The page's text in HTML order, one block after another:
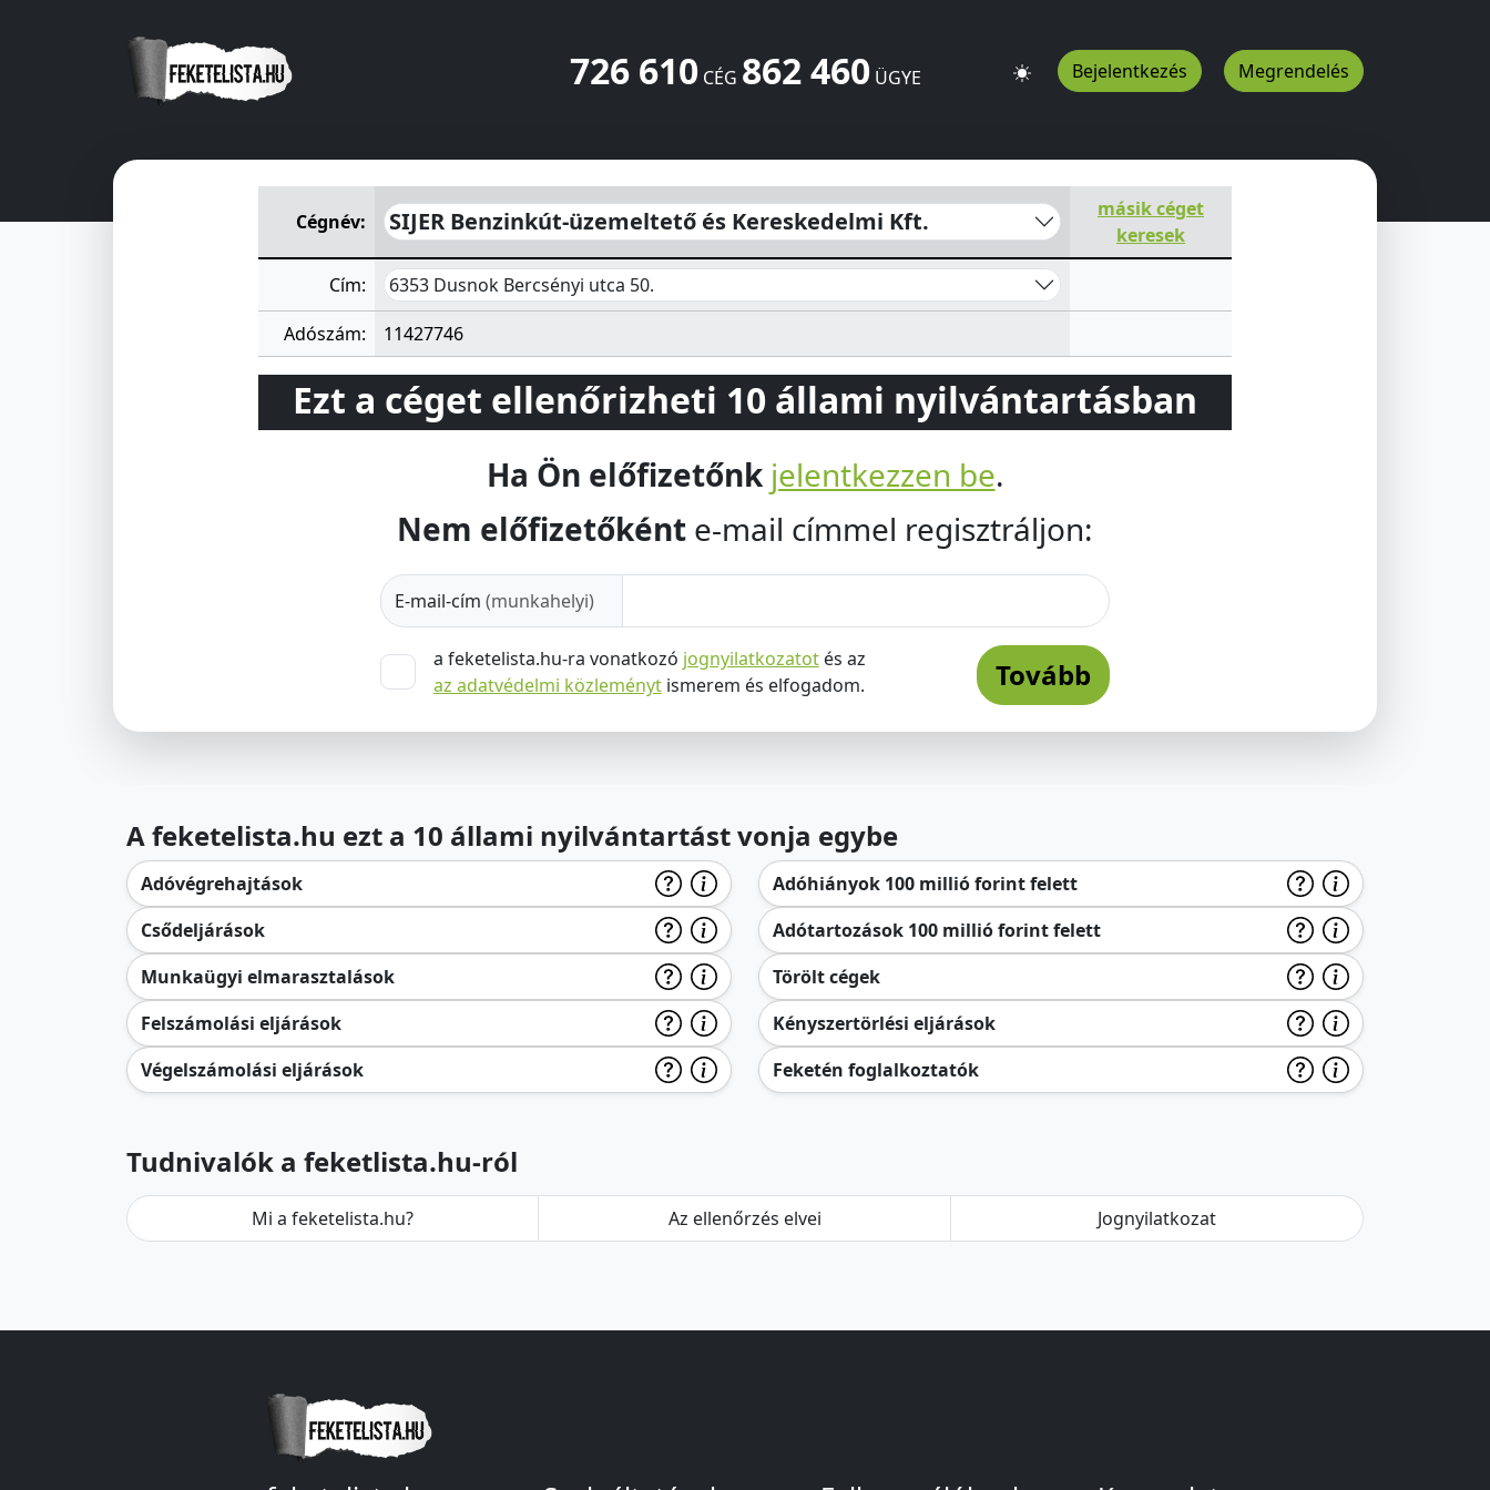
726 610CÉG 862 460ÜGYE Bejelentkezés Megrendelés
SIJER Benzinkút-üzemeltető és Kereskedelmi Kft.Bercsényi utca 50.Dusnok6353HU
Cégnév:
SIJER Benzinkút-üzemeltető és Kereskedelmi Kft.
másik céget
keresek
Cím: 6353 Dusnok Bercsényi utca 50.
Adószám: 11427746
Ezt a céget ellenőrizheti 10 állami nyilvántartásban
Ha Ön előfizetőnk jelentkezzen be.
Nem előfizetőként e-mail címmel regisztráljon:
E-mail-cím (munkahelyi)
a feketelista.hu-ra vonatkozó jognyilatkozatotés az
az adatvédelmi közleménytismerem és elfogadom. Tovább
A feketelista.hu ezt a 10 állami nyilvántartást vonja egybe
Adóvégrehajtások
Csődeljárások
Munkaügyi elmarasztalások
Felszámolási eljárások
Végelszámolási eljárások
Adóhiányok 100 millió forint felett
Adótartozások 100 millió forint felett
Törölt cégek
Kényszertörlési eljárások
Feketén foglalkoztatók
Tudnivalók a feketlista.hu-ról
Mi a feketelista.hu? Az ellenőrzés elvei Jognyilatkozat